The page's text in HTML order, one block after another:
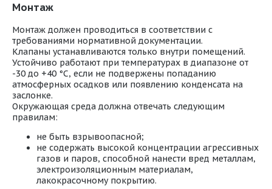
Монтаж
Монтаж должен проводиться в соответствии с
требованиями нормативной документации.
Клапаны устанавливаются только внутри помещений.
Устойчиво работают при температурах в диапазоне от
-30 до +40 °С, если не подвержены попаданию
атмосферных осадков или появлению конденсата на
заслонке.
Окружающая среда должна отвечать следующим
правилам:
не быть взрывоопасной;
не содержать высокой концентрации агрессивных
газов и паров, способной нанести вред металлам,
электроизоляционным материалам,
лакокрасочному покрытию.